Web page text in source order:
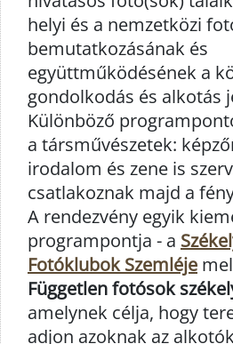
helyi és a nemzetközi
bemutatkozásának és
együttműködésének a
gondolkodás és alkotás
Különböző
a társművészetek:
irodalom és zene is
csatlakoznak majd a
A rendezvény egyik
programpontja - a
Fotóklubok Szemléje
Független fotósok
amelynek célja, hogy
adjon azoknak az